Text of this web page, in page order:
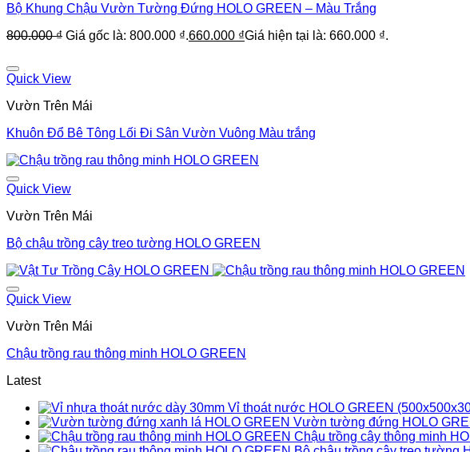
Bộ Khung Chậu Vườn Tường Đứng HOLO GREEN – Màu Trắng
800.000₫ Giá gốc là: 800.000 ₫.660.000 ₫Giá hiện tại là: 660.000 ₫.
Quick View
Vườn Trên Mái
Khuôn Đổ Bê Tông Lối Đi Sân Vườn Vuông Màu trắng
Quick View
Vườn Trên Mái
Bộ chậu trồng cây treo tường HOLO GREEN
Quick View
Vườn Trên Mái
Chậu trồng rau thông minh HOLO GREEN
Latest
Vỉ thoát nước HOLO GREEN
Vườn tường đứng HOLO
Chậu trồng cây thông minh